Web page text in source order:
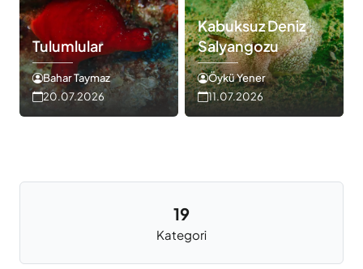
Tulumlular
Bahar Taymaz
20.07.2026
Kabuksuz Deniz
Salyangozu
Öykü Yener
11.07.2026
19
Kategori